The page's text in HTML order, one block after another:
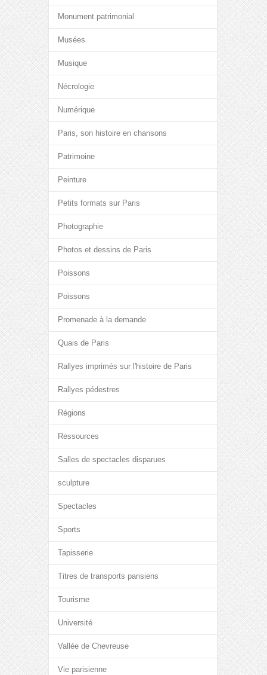
Monument patrimonial
Musées
Musique
Nécrologie
Numérique
Paris, son histoire en chansons
Patrimoine
Peinture
Petits formats sur Paris
Photographie
Photos et dessins de Paris
Poissons
Poissons
Promenade à la demande
Quais de Paris
Rallyes imprimés sur l'histoire de Paris
Rallyes pédestres
Régions
Ressources
Salles de spectacles disparues
sculpture
Spectacles
Sports
Tapisserie
Titres de transports parisiens
Tourisme
Université
Vallée de Chevreuse
Vie parisienne